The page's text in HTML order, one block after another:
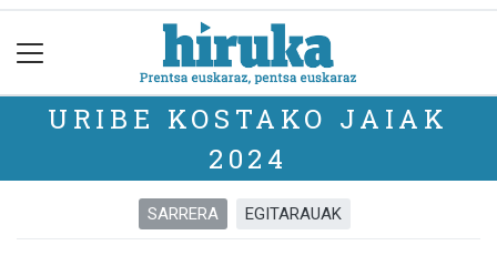
URIBE KOSTAKO JAIAK
2024
SARRERA EGITARAUAK